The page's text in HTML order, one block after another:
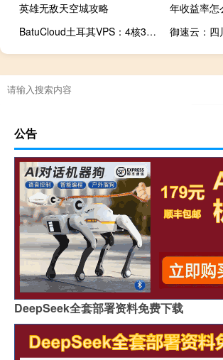
英雄无敌天空城攻略
年收益率怎
BatuCloud土耳其VPS：4核32G/240GB NVMe/10TB月流量/1Gbps带宽/55美元/半年
公告
DeepSeek全套部署资料免费下载